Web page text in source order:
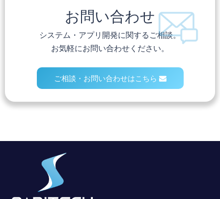
お問い合わせ
システム・アプリ開発に関するご相談。
お気軽にお問い合わせください。
ご相談・お問い合わせはこちら